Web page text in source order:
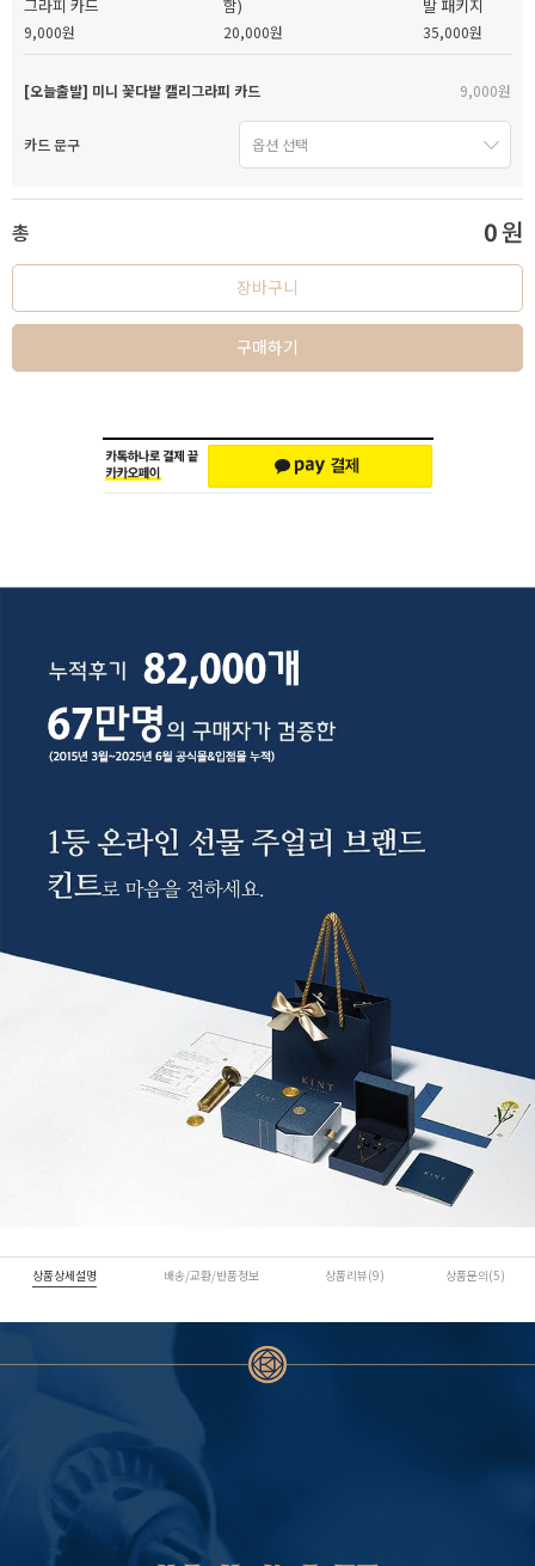
그라피 카드
9,000원
함)
20,000원
발 패키지
35,000원
[오늘출발] 미니 꽃다발 캘리그라피 카드 9,000원
카드 문구
총 0원
장바구니
구매하기
상품상세설명 배송/교환/반품정보 상품리뷰(9) 상품문의(5)